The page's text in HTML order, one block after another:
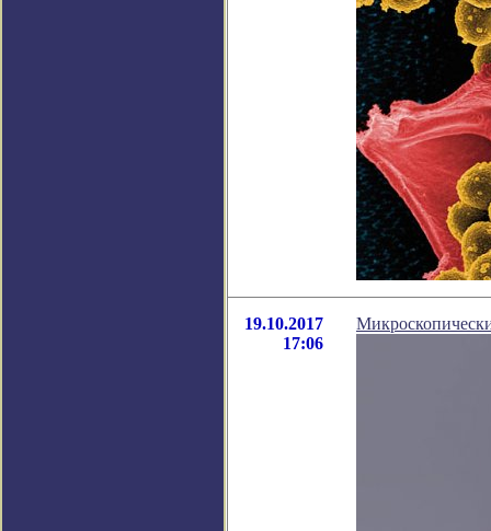
19.10.2017
17:06